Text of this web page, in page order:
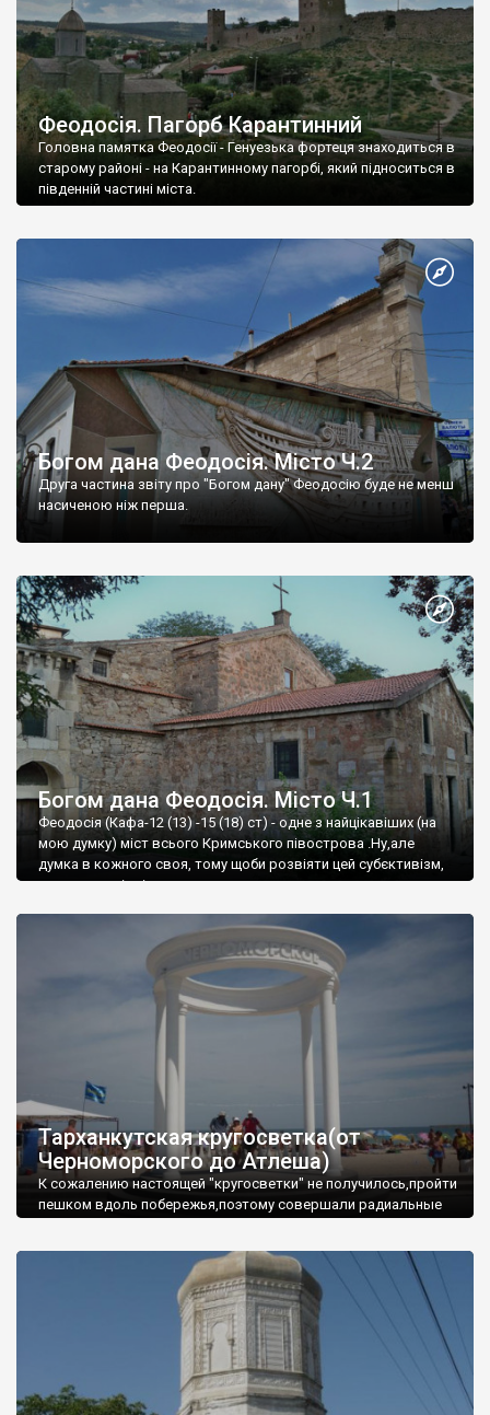
Феодосія. Пагорб Карантинний
Головна памятка Феодосії - Генуезька фортеця знаходиться в
старому районі - на Карантинному пагорбі, який підноситься в
південній частині міста.
Богом дана Феодосія. Місто Ч.2
Друга частина звіту про "Богом дану" Феодосію буде не менш
насиченою ніж перша.
Богом дана Феодосія. Місто Ч.1
Феодосія (Кафа-12 (13) -15 (18) ст) - одне з найцікавіших (на
мою думку) міст всього Кримського півострова .Ну,але
думка в кожного своя, тому щоби розвіяти цей субєктивізм,
запрошую відвідати це
Тарханкутская кругосветка(от
Черноморского до Атлеша)
К сожалению настоящей "кругосветки" не получилось,пройти
пешком вдоль побережья,поэтому совершали радиальные